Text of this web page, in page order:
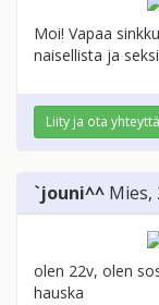
Moi! Vapaa
naisellista ja
Liity ja ota yhteyttä
`jouni^^ Mies,
olen 22v, olen
hauska